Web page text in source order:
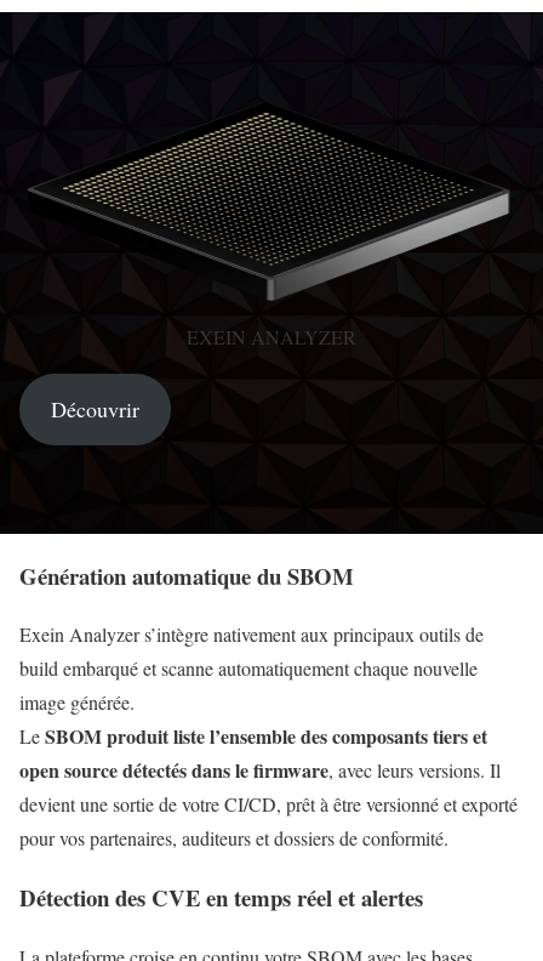
EXEIN ANALYZER
Découvrir
Génération automatique du SBOM
Exein Analyzer s’intègre nativement aux principaux outils de
build embarqué et scanne automatiquement chaque nouvelle
image générée.
LeSBOM produit liste l’ensemble des composants tiers et
open source détectés dans le firmware, avec leurs versions. Il
devient une sortie de votre CI/CD, prêt à être versionné et exporté
pour vos partenaires, auditeurs et dossiers de conformité.
Détection des CVE en temps réel et alertes